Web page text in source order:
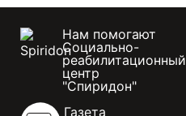
Нам помогают
Социально-
реабилитационный
центр
"Спиридон"
Газета